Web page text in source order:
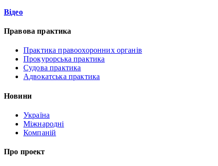
Відео
Правова практика
Практика правоохоронних органів
Прокурорська практика
Судова практика
Адвокатська практика
Новини
Україна
Міжнародні
Компаній
Про проект